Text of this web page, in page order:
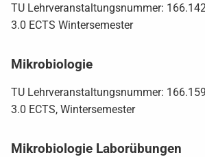
TU Lehrveranstaltungsnummer:
3.0 ECTS Wintersemester
Mikrobiologie
TU Lehrveranstaltungsnummer:
3.0 ECTS, Wintersemester
Mikrobiologie Laborübungen